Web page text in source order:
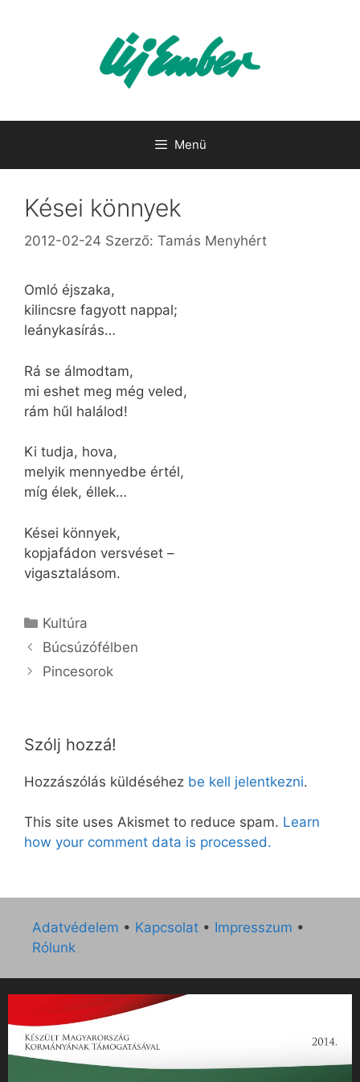
Menü
Kései könnyek
2012-02-24 Szerző: Tamás Menyhért
Omló éjszaka,
kilincsre fagyott nappal;
leánykasírás…
Rá se álmodtam,
mi eshet meg még veled,
rám hűl halálod!
Ki tudja, hova,
melyik mennyedbe értél,
míg élek, éllek…
Kései könnyek,
kopjafádon versvéset –
vigasztalásom.
Kategória
Kultúra
Búcsúzófélben
Pincesorok
Szólj hozzá!
Hozzászólás küldéséhez be kell jelentkezni.
This site uses Akismet to reduce spam. Learn
how your comment data is processed.
Adatvédelem • Kapcsolat • Impresszum •
Rólunk